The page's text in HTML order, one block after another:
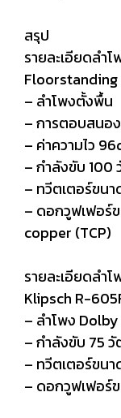
สรุป
รายละเอียดลำ
Floorstanding
– ลำโพงตั้งพื้น
– การตอบสนอ
– ค่าความไว
– กำลังขับ
– ทวีตเตอร์ขนา
– ดอกวูฟเฟอร์
copper (TCP)
รายละเอียดลำ
Klipsch R-
– ลำโพง
– กำลังขับ 75
– ทวีตเตอร์ขนา
– ดอกวูฟเฟอร์